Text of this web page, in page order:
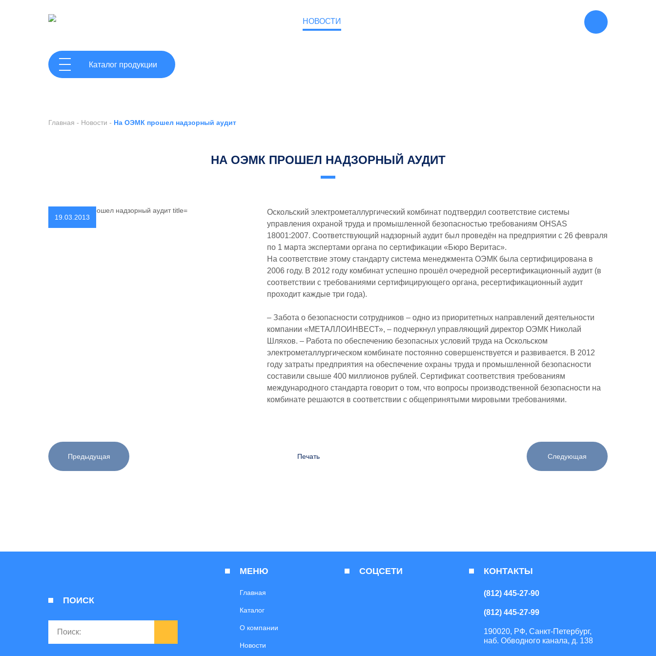
НОВОСТИ
Каталог продукции
Главная - Новости - На ОЭМК прошел надзорный аудит
НА ОЭМК ПРОШЕЛ НАДЗОРНЫЙ АУДИТ
19.03.2013
Оскольский электрометаллургический комбинат подтвердил соответствие системы
управления охраной труда и промышленной безопасностью требованиям OHSAS
18001:2007. Соответствующий надзорный аудит был проведён на предприятии с 26 февраля
по 1 марта экспертами органа по сертификации «Бюро Веритас».
На соответствие этому стандарту система менеджмента ОЭМК была сертифицирована в
2006 году. В 2012 году комбинат успешно прошёл очередной ресертификационный аудит (в
соответствии с требованиями сертифицирующего органа, ресертификационный аудит
проходит каждые три года).
– Забота о безопасности сотрудников – одно из приоритетных направлений деятельности
компании «МЕТАЛЛОИНВЕСТ», – подчеркнул управляющий директор ОЭМК Николай
Шляхов. – Работа по обеспечению безопасных условий труда на Оскольском
электрометаллургическом комбинате постоянно совершенствуется и развивается. В 2012
году затраты предприятия на обеспечение охраны труда и промышленной безопасности
составили свыше 400 миллионов рублей. Сертификат соответствия требованиям
международного стандарта говорит о том, что вопросы производственной безопасности на
комбинате решаются в соответствии с общепринятыми мировыми требованиями.
Предыдущая Печать Следующая
ПОИСК
МЕНЮ
Главная
Каталог
О компании
Новости
СОЦСЕТИ КОНТАКТЫ
(812) 445-27-90
(812) 445-27-99
190020, РФ, Санкт-Петербург,
наб. Обводного канала, д. 138